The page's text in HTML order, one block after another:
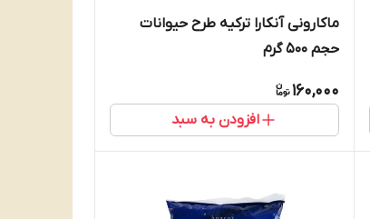
ماکارونی آنکارا ترکیه طرح حیوانات
حجم ۵۰۰ گرم
160,000
افزودن به سبد